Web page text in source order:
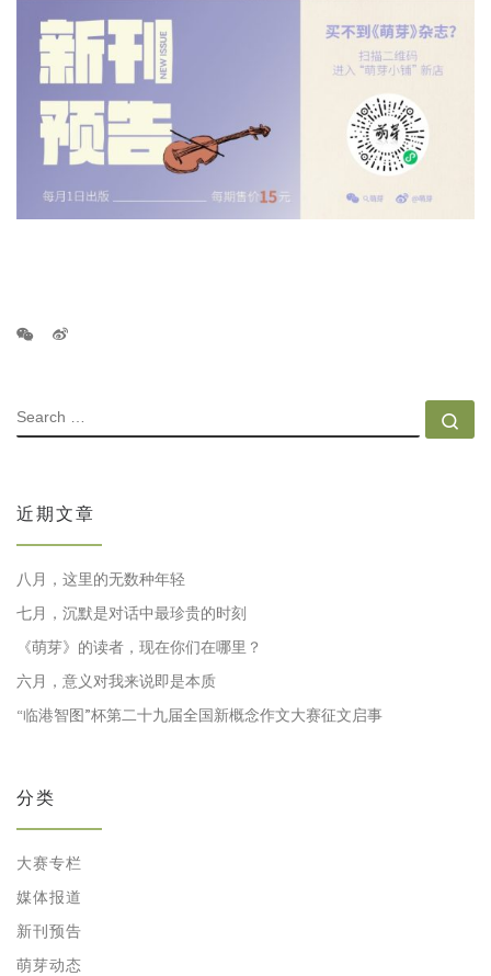
SEARCH
近期文章
八月，这里的无数种年轻
七月，沉默是对话中最珍贵的时刻
《萌芽》的读者，现在你们在哪里？
六月，意义对我来说即是本质
“临港智图”杯第二十九届全国新概念作文大赛征文启事
分类
大赛专栏
媒体报道
新刊预告
萌芽动态